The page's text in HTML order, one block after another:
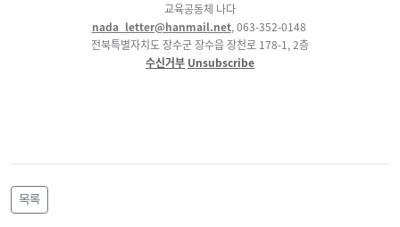
교육공동체 나다
nada_letter@hanmail.net, 063-352-0148
전북특별자치도 장수군 장수읍 장천로 178-1, 2층
수신거부 Unsubscribe
목록